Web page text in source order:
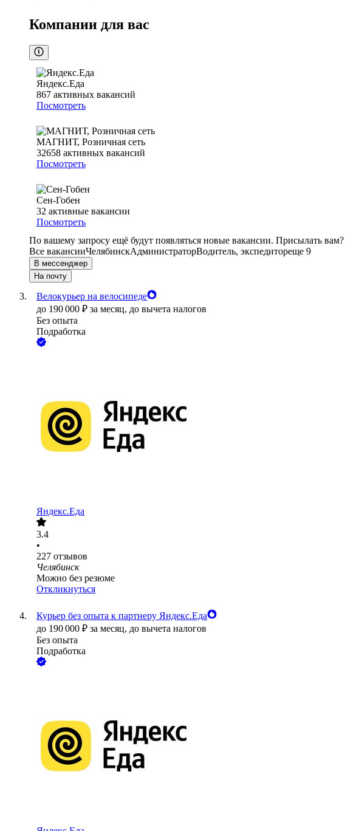
Компании для вас
Яндекс.Еда
867 активных вакансий
Посмотреть
МАГНИТ, Розничная сеть
32658 активных вакансий
Посмотреть
Сен-Гобен
32 активные вакансии
Посмотреть
По вашему запросу ещё будут появляться новые вакансии. Присылать вам?
Все вакансииЧелябинскАдминистраторВодитель, экспедитореще 9
В мессенджер
На почту
Велокурьер на велосипеде
до 190 000 ₽ за месяц, до вычета налогов
Без опыта
Подработка
Яндекс.Еда
3.4
•
227 отзывов
Челябинск
Можно без резюме
Откликнуться
Курьер без опыта к партнеру Яндекс.Еда
до 190 000 ₽ за месяц, до вычета налогов
Без опыта
Подработка